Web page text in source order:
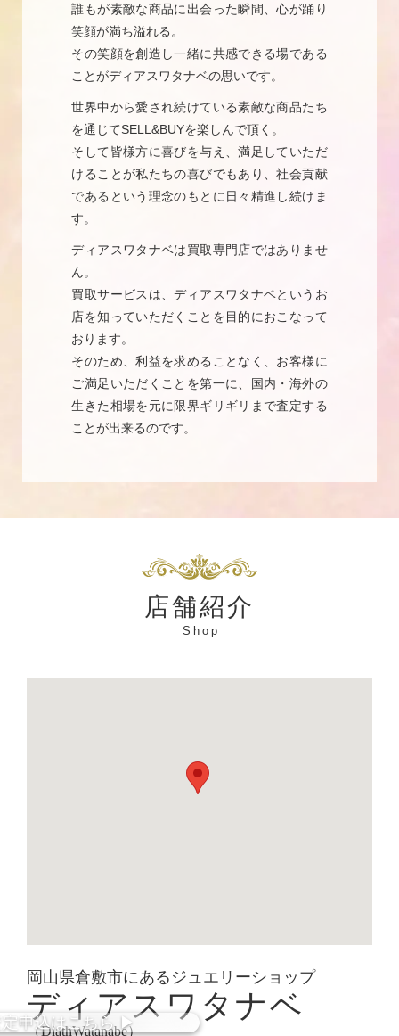
誰もが素敵な商品に出会った瞬間、心が踊り
笑顔が満ち溢れる。
その笑顔を創造し一緒に共感できる場である
ことがディアスワタナベの思いです。
世界中から愛され続けている素敵な商品たち
を通じてSELL&BUYを楽しんで頂く。
そして皆様方に喜びを与え、満足していただ
けることが私たちの喜びでもあり、社会貢献
であるという理念のもとに日々精進し続けま
す。
ディアスワタナベは買取専門店ではありませ
ん。
買取サービスは、ディアスワタナベというお
店を知っていただくことを目的におこなって
おります。
そのため、利益を求めることなく、お客様に
ご満足いただくことを第一に、国内・海外の
生きた相場を元に限界ギリギリまで査定する
ことが出来るのです。
店舗紹介
Shop
岡山県倉敷市にあるジュエリーショップ
ディアスワタナベ
（DiathWatanabe）
申込はこちら ▶︎